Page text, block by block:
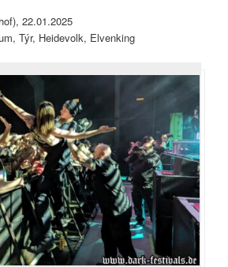
22.01.2025
Týr, Heidevolk, Elvenking